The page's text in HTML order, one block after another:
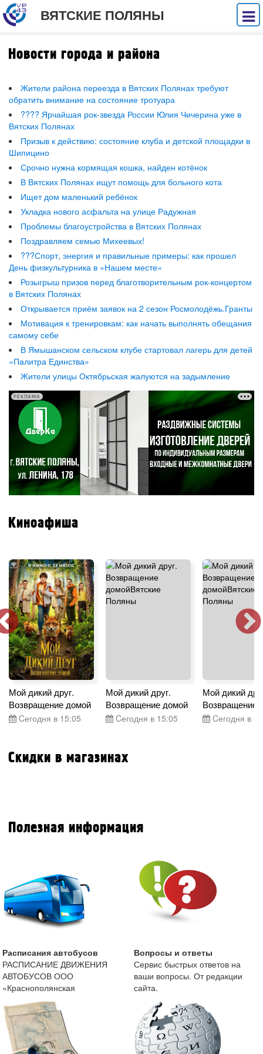
ВЯТСКИЕ ПОЛЯНЫ
Новости города и района
Жители района переезда в Вятских Полянах требуют
обратить внимание на состояние тротуара
???? Ярчайшая рок-звезда России Юлия Чичерина уже в
Вятских Полянах
Призыв к действию: состояние клуба и детской площадки в
Шипицино
Срочно нужна кормящая кошка, найден котёнок
В Вятских Полянах ищут помощь для больного кота
Ищет дом маленький ребёнок
Укладка нового асфальта на улице Радужная
Проблемы благоустройства в Вятских Полянах
Поздравляем семью Михеевых!
???Спорт, энергия и правильные примеры: как прошел
День физкультурника в «Нашем месте»
Розыгрыш призов перед благотворительным рок-концертом
в Вятских Полянах
Открывается приём заявок на 2 сезон Росмолодёжь.Гранты
Мотивация к тренировкам: как начать выполнять обещания
самому себе
В Ямышанском сельском клубе стартовал лагерь для детей
«Палитра Единства»
Жители улицы Октябрьская жалуются на задымление
РЕКЛАМА
Киноафиша
Мой дикий друг.
Возвращение домой
Cегодня в 15:05
Мой дикий друг.
Возвращение домой
Cегодня в 15:05
Мой дикий
Возвращение
Cегодня в
Скидки в магазинах
Полезная информация
Расписания автобусов
РАСПИСАНИЕ ДВИЖЕНИЯ
АВТОБУСОВ ООО
«Краснополянская
автоколонна» с 13 мая 2019
Вопросы и ответы
Сервис быстрых ответов на
ваши вопросы. От редакции
сайта.